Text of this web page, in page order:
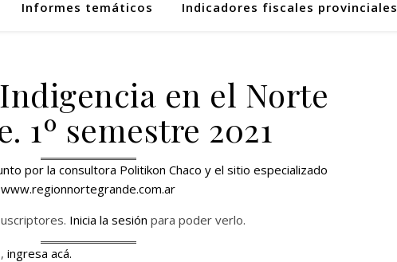
Informes temáticos Indicadores fiscales provinciales
en el Norte
1º semestre 2021
por la consultora Politikon Chaco y el sitio especializado
www.regionnortegrande.com.ar
Inicia la sesión para poder verlo.
ingresa acá.